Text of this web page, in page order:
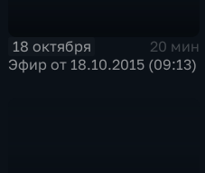
18 октября
20 мин
Эфир от 18.10.2015 (09:13)